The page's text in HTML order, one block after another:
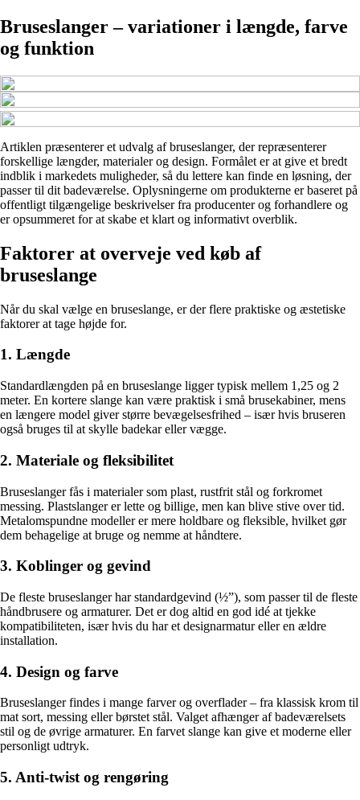
Bruseslanger – variationer i længde, farve
og funktion
Artiklen præsenterer et udvalg af bruseslanger, der repræsenterer
forskellige længder, materialer og design. Formålet er at give et bredt
indblik i markedets muligheder, så du lettere kan finde en løsning, der
passer til dit badeværelse. Oplysningerne om produkterne er baseret på
offentligt tilgængelige beskrivelser fra producenter og forhandlere og
er opsummeret for at skabe et klart og informativt overblik.
Faktorer at overveje ved køb af
bruseslange
Når du skal vælge en bruseslange, er der flere praktiske og æstetiske
faktorer at tage højde for.
1. Længde
Standardlængden på en bruseslange ligger typisk mellem 1,25 og 2
meter. En kortere slange kan være praktisk i små brusekabiner, mens
en længere model giver større bevægelsesfrihed – især hvis bruseren
også bruges til at skylle badekar eller vægge.
2. Materiale og fleksibilitet
Bruseslanger fås i materialer som plast, rustfrit stål og forkromet
messing. Plastslanger er lette og billige, men kan blive stive over tid.
Metalomspundne modeller er mere holdbare og fleksible, hvilket gør
dem behagelige at bruge og nemme at håndtere.
3. Koblinger og gevind
De fleste bruseslanger har standardgevind (½”), som passer til de fleste
håndbrusere og armaturer. Det er dog altid en god idé at tjekke
kompatibiliteten, især hvis du har et designarmatur eller en ældre
installation.
4. Design og farve
Bruseslanger findes i mange farver og overflader – fra klassisk krom til
mat sort, messing eller børstet stål. Valget afhænger af badeværelsets
stil og de øvrige armaturer. En farvet slange kan give et moderne eller
personligt udtryk.
5. Anti-twist og rengøring